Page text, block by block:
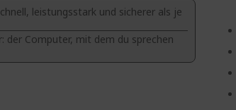
leistungsstark und sicherer als je
der Computer, mit dem du sprechen